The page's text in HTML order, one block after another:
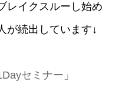
レイクスルーし始め
が続出しています↓
セミナー」